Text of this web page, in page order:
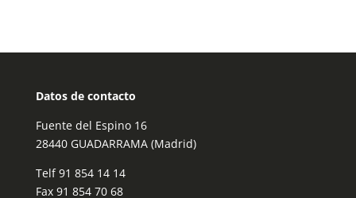
Datos de contacto
Fuente del Espino 16
28440 GUADARRAMA (Madrid)
Telf91 854 14 14
Fax 91 854 70 68